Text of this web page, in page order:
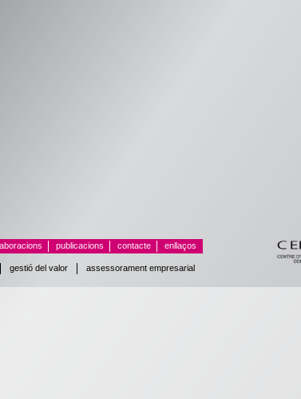
gestió del valor assessorament empresarial
publicacions contacte enllaços